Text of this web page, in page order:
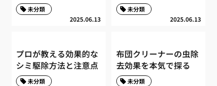
2025.06.13
未分類
2025.06.13
未分類
プロが教える効果的な
シミ駆除方法と注意点
未分類
布団クリーナーの虫除
去効果を本気で探る
未分類